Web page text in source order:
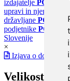
izdajatelje PORTAL
upravi in njenih
državljane
podjetnike
Slovenije
×
Izjava o
Velikost